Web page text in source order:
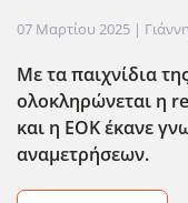
07 Μαρτίου 2025 |
Με τα παιχνίδια
ολοκληρώνεται η
και η ΕΟΚ έκανε
αναμετρήσεων.